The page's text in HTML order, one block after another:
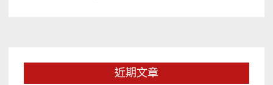
近期文章